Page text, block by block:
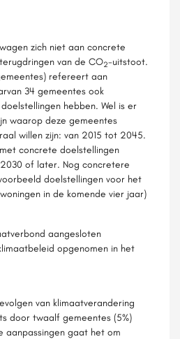
zich niet aan concrete
van de CO2-uitstoot.
refereert aan
34 gemeentes ook
hebben. Wel is er
waarop deze gemeentes
willen zijn: van 2015 tot 2045.
concrete doelstellingen
of later. Nog concretere
doelstellingen voor het
in de komende vier jaar)
aangesloten
opgenomen in het
van klimaatverandering
door twaalf gemeentes (5%)
aanpassingen gaat het om